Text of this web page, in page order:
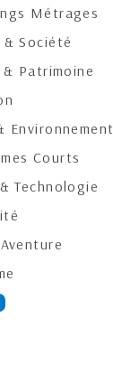
Métrages
Société
Patrimoine
Environnement
Courts
Technologie